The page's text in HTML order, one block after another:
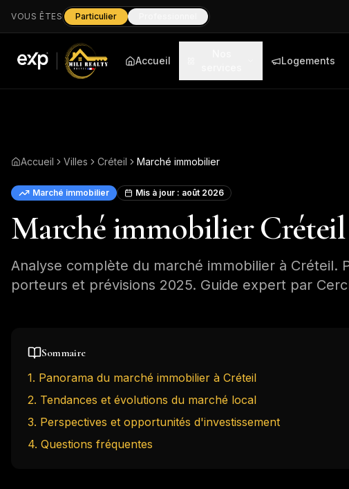
VOUS ÊTES Particulier
Accueil Logements
Accueil Villes Créteil Marché immobilier
Marché immobilier Mis à jour : août 2026
Marché immobilier Créteil
Analyse complète du marché immobilier à Créteil.
porteurs et prévisions 2025. Guide expert par
Sommaire
1. Panorama du marché immobilier à Créteil
2. Tendances et évolutions du marché local
3. Perspectives et opportunités d'investissement
4. Questions fréquentes